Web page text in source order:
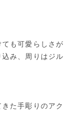
も可愛らしさが
み、周りはジル
た手彫りのアク